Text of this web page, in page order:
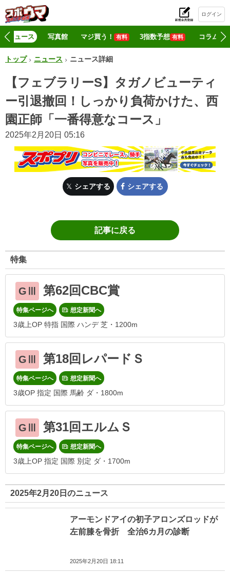
ログイン
ニュース 写真館 マジ買う！ 有料 3指数予想 有料 コラム
トップ ニュース ニュース詳細
【フェブラリーS】タガノビューティ
ー引退撤回！しっかり負荷かけた、西
園正師「一番得意なコース」
2025年2月20日 05:16
シェアする シェアする
記事に戻る
特集
GⅢ 第62回CBC賞
特集ページへ 想定新聞へ
3歳上OP 特指 国際 ハンデ 芝・1200m
GⅢ 第18回レパードＳ
特集ページへ 想定新聞へ
3歳OP 指定 国際 馬齢 ダ・1800m
GⅢ 第31回エルムＳ
特集ページへ 想定新聞へ
3歳上OP 指定 国際 別定 ダ・1700m
2025年2月20日のニュース
アーモンドアイの初子アロンズロッドが
左前膝を骨折 全治6カ月の診断
2025年2月20日 18:11